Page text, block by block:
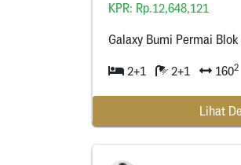
KPR: Rp.12,648,121
2+1 2+1 1602
Lihat